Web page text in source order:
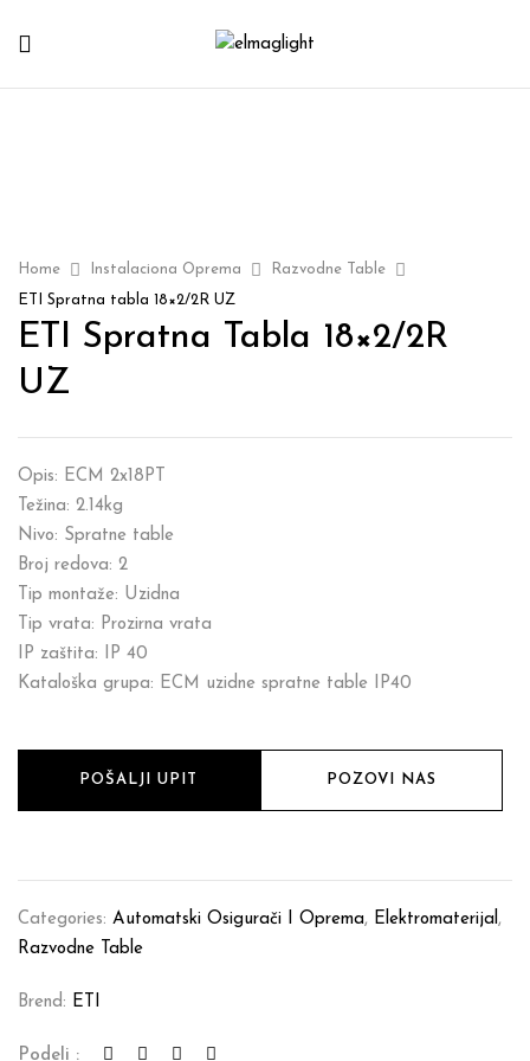
Home Instalaciona Oprema
Razvodne Table
ETI Spratna tabla 18×2/2R UZ
ETI Spratna Tabla 18×2/2R
UZ
Opis: ECM 2x18PT
Težina: 2.14kg
Nivo: Spratne table
Broj redova: 2
Tip montaže: Uzidna
Tip vrata: Prozirna vrata
IP zaštita: IP 40
Kataloška grupa: ECM uzidne spratne table IP40
POŠALJI UPIT POZOVI NAS
Categories: Automatski Osigurači I Oprema, Elektromaterijal,
Razvodne Table
Brend: ETI
Podeli :